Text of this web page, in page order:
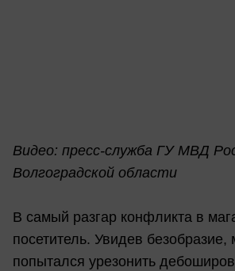
Видео: пресс-служба ГУ МВД
Волгоградской области
В самый разгар конфликта в
посетитель. Увидев безобразие,
попытался урезонить